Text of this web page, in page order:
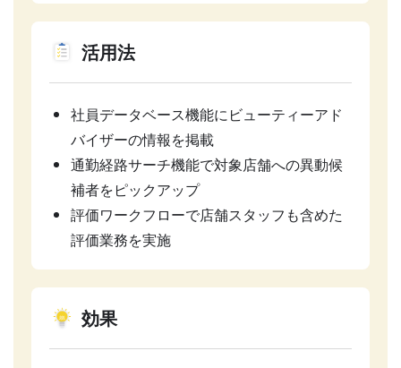
活用法
社員データベース機能にビューティーアド
バイザーの情報を掲載
通勤経路サーチ機能で対象店舗への異動候
補者をピックアップ
評価ワークフローで店舗スタッフも含めた
評価業務を実施
効果